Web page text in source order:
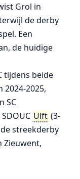
Grol in
de derby
Een
de huidige
tijdens beide
2024-2025,
SC
Ulft (3-
streekderby
Zieuwent,